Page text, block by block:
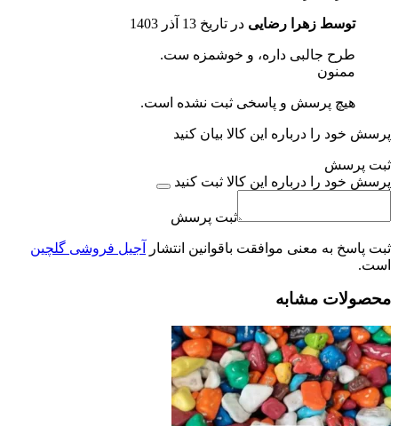
توسط زهرا رضایی در تاریخ 13 آذر 1403
طرح جالبی داره، و خوشمزه ست.
ممنون
هیچ پرسش و پاسخی ثبت نشده است.
پرسش خود را درباره این کالا بیان کنید
ثبت پرسش
پرسش خود را درباره این کالا ثبت کنید
ثبت پرسش
ثبت پاسخ به معنی موافقت باقوانین انتشار
آجیل فروشی گلچین
است.
محصولات مشابه